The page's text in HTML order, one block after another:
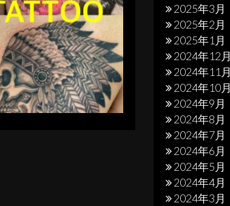
2025年3月
2025年2月
2025年1月
2024年12月
2024年11月
2024年10月
2024年9月
2024年8月
2024年7月
2024年6月
2024年5月
2024年4月
2024年3月